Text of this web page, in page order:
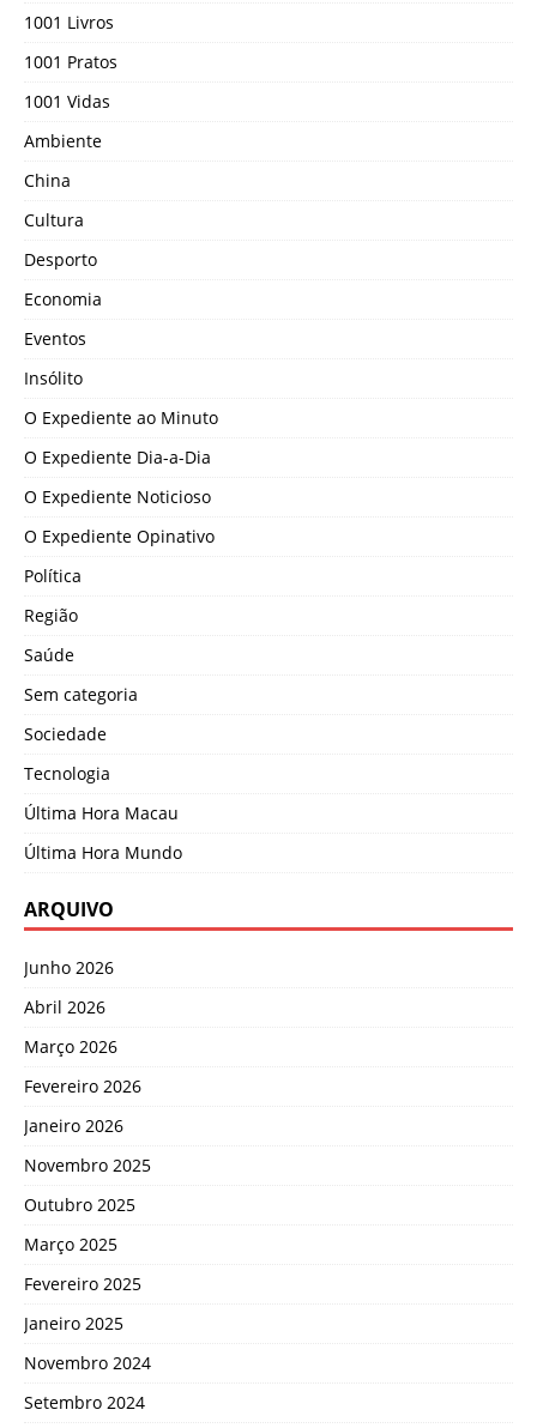
1001 Livros
1001 Pratos
1001 Vidas
Ambiente
China
Cultura
Desporto
Economia
Eventos
Insólito
O Expediente ao Minuto
O Expediente Dia-a-Dia
O Expediente Noticioso
O Expediente Opinativo
Política
Região
Saúde
Sem categoria
Sociedade
Tecnologia
Última Hora Macau
Última Hora Mundo
ARQUIVO
Junho 2026
Abril 2026
Março 2026
Fevereiro 2026
Janeiro 2026
Novembro 2025
Outubro 2025
Março 2025
Fevereiro 2025
Janeiro 2025
Novembro 2024
Setembro 2024